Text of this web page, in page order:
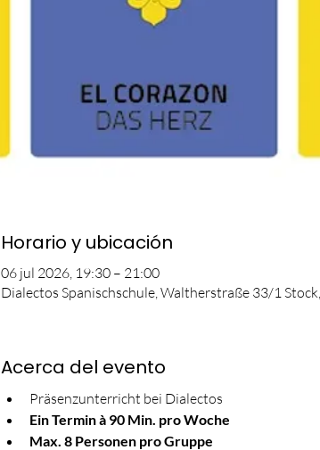
Horario y ubicación
06 jul 2026, 19:30 – 21:00
Dialectos Spanischschule, Waltherstraße 33/1
Acerca del evento
Präsenzunterricht bei Dialectos
Ein Termin à 90 Min. pro Woche
Max. 8 Personen pro Gruppe